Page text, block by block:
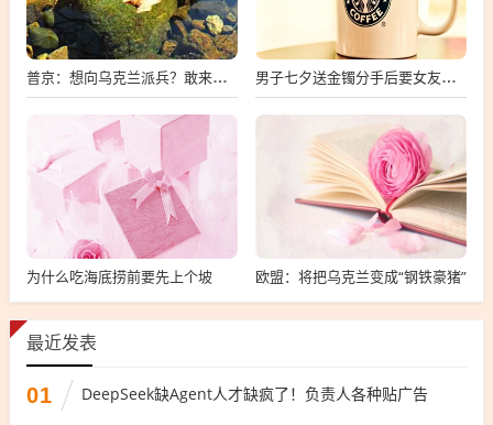
普京：想向乌克兰派兵？敢来就打，普京，敢派兵到乌克兰，将面临严厉反击 男子七夕送金镯分手后要女友还钱
为什么吃海底捞前要先上个坡 欧盟：将把乌克兰变成“钢铁豪猪”
最近发表
01 DeepSeek缺Agent人才缺疯了！负责人各种贴广告